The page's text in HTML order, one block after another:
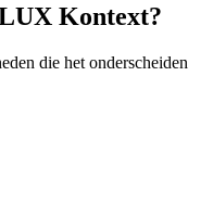
Kontext?
die het onderscheiden